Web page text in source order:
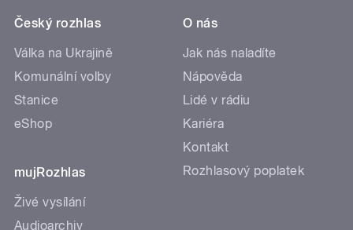
Český rozhlas
Válka na Ukrajině
Komunální volby
Stanice
eShop
mujRozhlas
Živé vysílání
Audioarchiv
O nás
Jak nás naladíte
Nápověda
Lidé v rádiu
Kariéra
Kontakt
Rozhlasový poplatek